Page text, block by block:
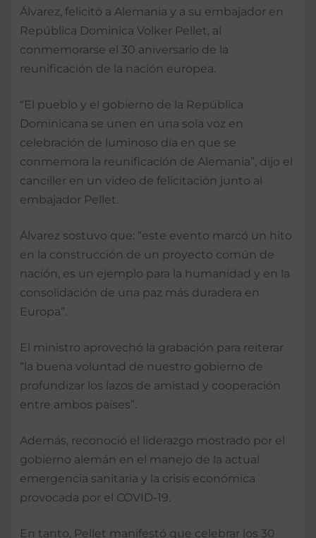
Álvarez, felicitó a Alemania y a su embajador en
República Dominica Volker Pellet, al
conmemorarse el 30 aniversario de la
reunificación de la nación europea.
“El pueblo y el gobierno de la República
Dominicana se unen en una sola voz en
celebración de luminoso día en que se
conmemora la reunificación de Alemania”, dijo el
canciller en un video de felicitación junto al
embajador Pellet.
Álvarez sostuvo que: “este evento marcó un hito
en la construcción de un proyecto común de
nación, es un ejemplo para la humanidad y en la
consolidación de una paz más duradera en
Europa”.
El ministro aprovechó la grabación para reiterar
“la buena voluntad de nuestro gobierno de
profundizar los lazos de amistad y cooperación
entre ambos países”.
Además, reconoció el liderazgo mostrado por el
gobierno alemán en el manejo de la actual
emergencia sanitaria y la crisis económica
provocada por el COVID-19.
En tanto, Pellet manifestó que celebrar los 30